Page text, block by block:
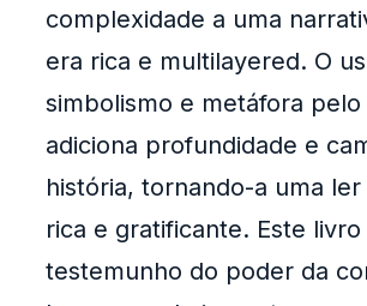
complexidade a uma
era rica e multilayered. O
simbolismo e metáfora
adiciona profundidade e
história, tornando-a uma
rica e gratificante. Este
testemunho do poder da